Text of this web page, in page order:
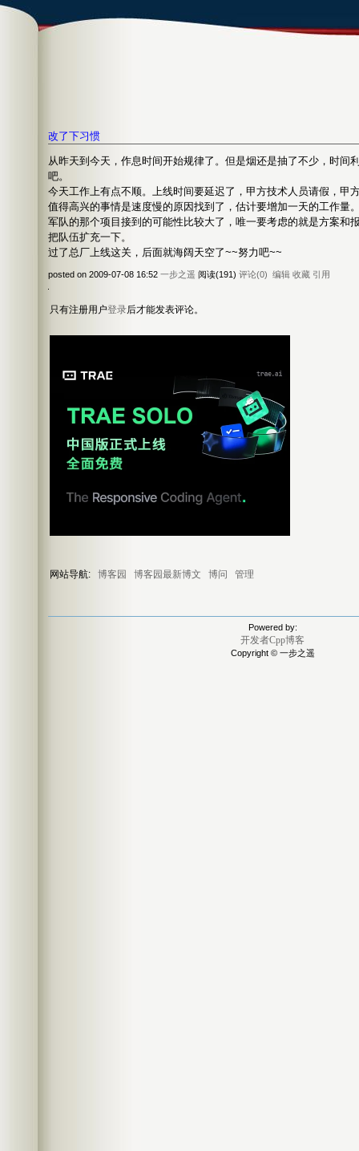
改了下习惯
从昨天到今天，作息时间开始规律了。但是烟还是抽了不少，时间
吧。
今天工作上有点不顺。上线时间要延迟了，甲方技术人员请假，甲
值得高兴的事情是速度慢的原因找到了，估计要增加一天的工作量
军队的那个项目接到的可能性比较大了，唯一要考虑的就是方案和
把队伍扩充一下。
过了总厂上线这关，后面就海阔天空了~~努力吧~~
posted on 2009-07-08 16:52 一步之遥 阅读(191) 评论(0) 编辑 收藏 引用
只有注册用户登录后才能发表评论。
网站导航: 博客园 博客园最新博文 博问 管理
Powered by:
开发者Cpp博客
Copyright © 一步之遥